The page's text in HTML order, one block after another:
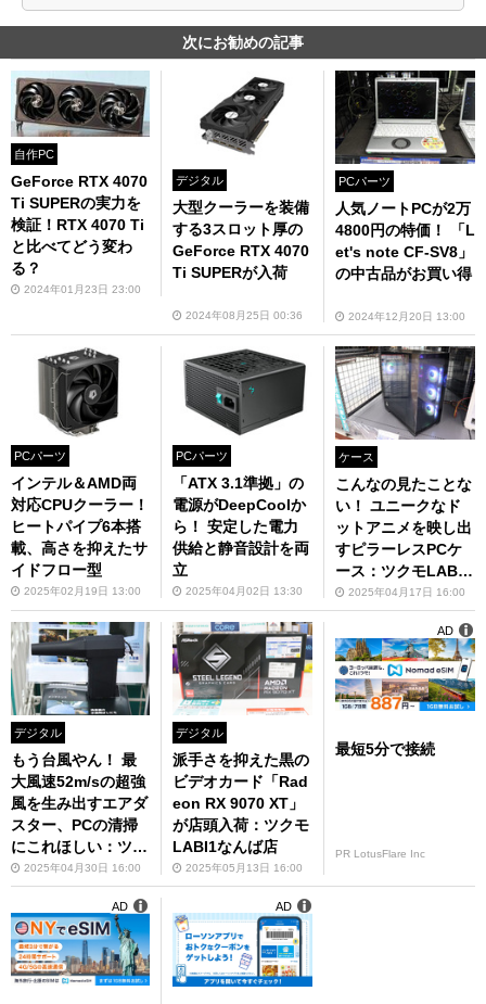
次にお勧めの記事
自作PC
GeForce RTX 4070
Ti SUPERの実力を
検証！RTX 4070 Ti
と比べてどう変わ
る？
2024年01月23日 23:00
デジタル
大型クーラーを装備
する3スロット厚の
GeForce RTX 4070
Ti SUPERが入荷
2024年08月25日 00:36
PCパーツ
人気ノートPCが2万
4800円の特価！ 「L
et's note CF-SV8」
の中古品がお買い得
2024年12月20日 13:00
PCパーツ
インテル＆AMD両
対応CPUクーラー！
ヒートパイプ6本搭
載、高さを抑えたサ
イドフロー型
2025年02月19日 13:00
PCパーツ
「ATX 3.1準拠」の
電源がDeepCoolか
ら！ 安定した電力
供給と静音設計を両
立
2025年04月02日 13:30
ケース
こんなの見たことな
い！ ユニークなド
ットアニメを映し出
すピラーレスPCケ
ース：ツクモLABI1
なんば店
2025年04月17日 16:00
デジタル
もう台風やん！ 最
大風速52m/sの超強
風を生み出すエアダ
スター、PCの清掃
にこれほしい：ツク
モLABI1なんば店
2025年04月30日 16:00
デジタル
派手さを抑えた黒の
ビデオカード「Rad
eon RX 9070 XT」
が店頭入荷：ツクモ
LABI1なんば店
2025年05月13日 16:00
最短5分で接続
PR LotusFlare Inc
AD
AD AD